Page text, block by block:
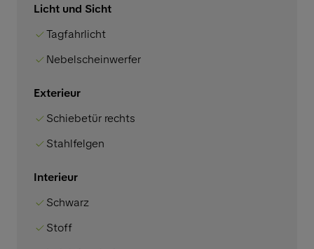
Licht und Sicht
Tagfahrlicht
Nebelscheinwerfer
Exterieur
Schiebetür rechts
Stahlfelgen
Interieur
Schwarz
Stoff